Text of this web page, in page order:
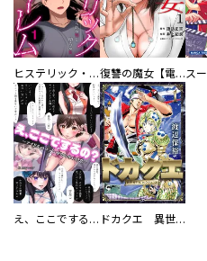
ヒステリック・ハーレム～搾られる男と堕ちる女～【電子単行本版】 復讐の魔女【電子単行本版】
え、ここでするの？ アイドルのファンが知らない日常 ドカクエ 異世界ドカコッククエスト